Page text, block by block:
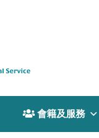
 會籍及服務